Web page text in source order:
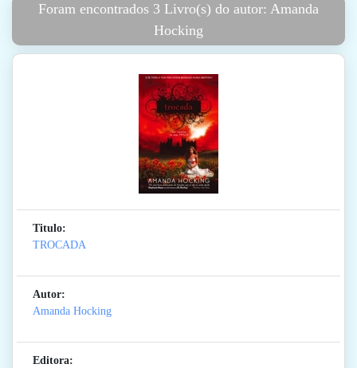
Foram encontrados 3 Livro(s) do autor: Amanda
Hocking
Titulo:
TROCADA
Autor:
Amanda Hocking
Editora: